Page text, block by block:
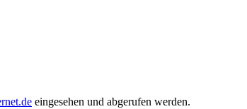
eingesehen und abgerufen werden.